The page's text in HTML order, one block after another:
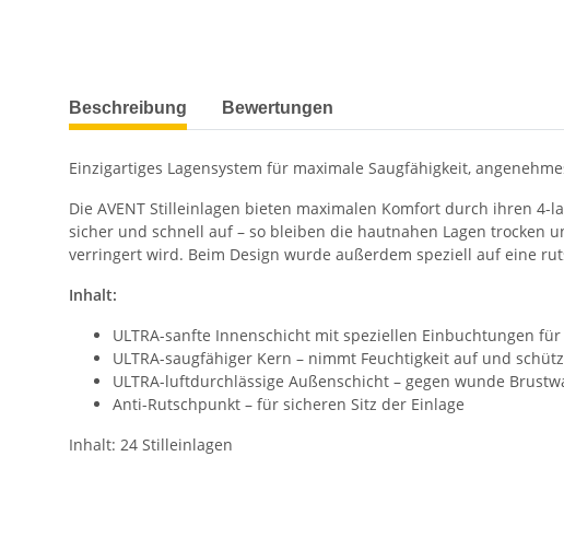
Beschreibung Bewertungen
Einzigartiges Lagensystem für maximale Saugfähigkeit,
Die AVENT Stilleinlagen bieten maximalen Komfort durch ihren
sicher und schnell auf – so bleiben die hautnahen Lagen trocken
verringert wird. Beim Design wurde außerdem speziell auf eine
Inhalt:
ULTRA-sanfte Innenschicht mit speziellen Einbuchtungen
ULTRA-saugfähiger Kern – nimmt Feuchtigkeit auf und
ULTRA-luftdurchlässige Außenschicht – gegen wunde
Anti-Rutschpunkt – für sicheren Sitz der Einlage
Inhalt: 24 Stilleinlagen